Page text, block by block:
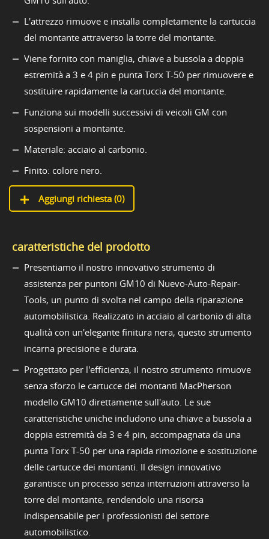
L'attrezzo rimuove e installa completamente la cartuccia
del montante attraverso la torre del montante.
Viene fornito con maniglia, chiave a bussola a doppia
estremità a 3 e 4 pin e punta Torx T-50 per rimuovere e
sostituire rapidamente la cartuccia del montante.
Funziona sui modelli successivi di veicoli GM con
sospensioni a montante.
Materiale: acciaio al carbonio.
Finito: colore nero.
Aggiungi richiesta (0)
caratteristiche del prodotto
Presentiamo il nostro innovativo strumento di
assistenza per puntoni GM10 di Nuevo-Auto-Repair-
Tools, un punto di svolta nel campo della riparazione
automobilistica. Realizzato in acciaio al carbonio di alta
qualità con un'elegante finitura nera, questo strumento
incarna precisione e durata.
Progettato per l'efficienza, il nostro strumento rimuove
senza sforzo le cartucce dei montanti MacPherson
modello GM10 direttamente sull'auto. Le sue
caratteristiche uniche includono una chiave a bussola a
doppia estremità da 3 e 4 pin, accompagnata da una
punta Torx T-50 per una rapida rimozione e sostituzione
delle cartucce dei montanti. Il design innovativo
garantisce un processo senza interruzioni attraverso la
torre del montante, rendendolo una risorsa
indispensabile per i professionisti del settore
automobilistico.